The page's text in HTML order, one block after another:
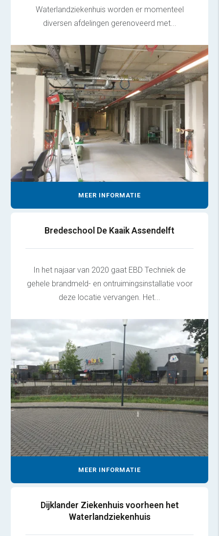
Waterlandziekenhuis worden er momenteel
diversen afdelingen gerenoveerd met...
MEER INFORMATIE
Bredeschool De Kaaik Assendelft
In het najaar van 2020 gaat EBD Techniek de
gehele brandmeld- en ontruimingsinstallatie voor
deze locatie vervangen. Het...
MEER INFORMATIE
Dijklander Ziekenhuis voorheen het
Waterlandziekenhuis